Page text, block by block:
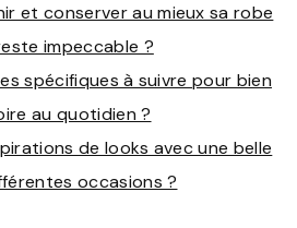
et conserver au mieux sa robe
impeccable ?
spécifiques à suivre pour bien
au quotidien ?
de looks avec une belle
occasions ?